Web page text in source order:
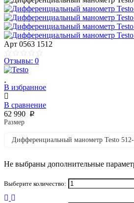
Арт 0563 1512
Отзывы: 0
В избранное
В сравнение
62 990 p
Размер
Дифференциальный манометр Testo
Не выбраны дополнительные
Выберите количество: